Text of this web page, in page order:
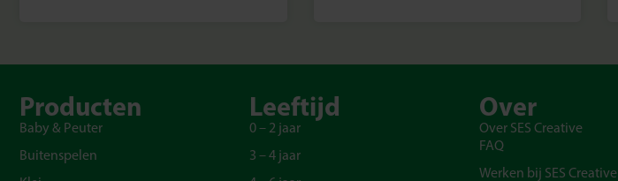
Producten
Baby & Peuter
Buitenspelen
Leeftijd
0 – 2 jaar
3 – 4 jaar
Over
Over SES Creative
FAQ
Werken bij SES Creative